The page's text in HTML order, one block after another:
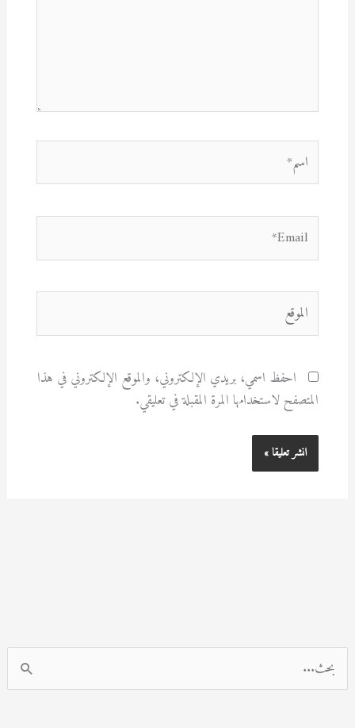
ل
اسم*
Email*
الموقع
احفظ اسمي، بريدي الإلكتروني، والموقع الإلكتروني في هذا
المتصفح لاستخدامها المرة المقبلة في تعليقي.